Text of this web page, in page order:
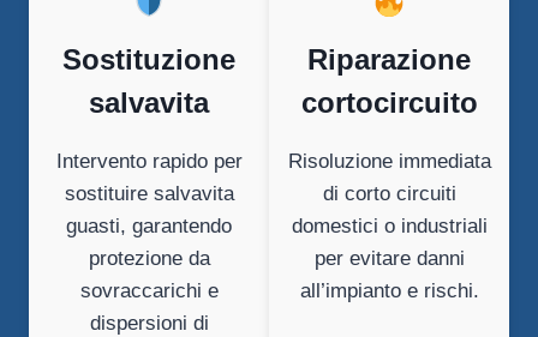
Sostituzione
salvavita
Intervento rapido per
sostituire salvavita
guasti, garantendo
protezione da
sovraccarichi e
dispersioni di
Riparazione
cortocircuito
Risoluzione immediata
di corto circuiti
domestici o industriali
per evitare danni
all’impianto e rischi.